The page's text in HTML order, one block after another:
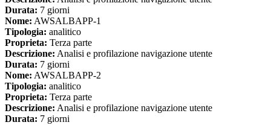
Durata: 7 giorni
Nome: AWSALBAPP-1
Tipologia: analitico
Proprieta: Terza parte
Descrizione: Analisi e profilazione navigazione utente
Durata: 7 giorni
Nome: AWSALBAPP-2
Tipologia: analitico
Proprieta: Terza parte
Descrizione: Analisi e profilazione navigazione utente
Durata: 7 giorni